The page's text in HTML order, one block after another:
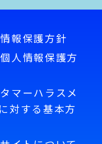
報保護方針
人情報保護方
マーハラスメ
対する基本方